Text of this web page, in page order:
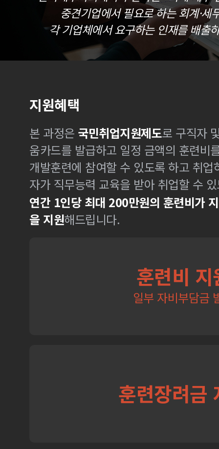
중견기업에서 필요로 하는 회계·세
각 기업체에서 요구하는 인재를 배출
지원혜택
본 과정은 국민취업지원제도로 구직자
움카드를 발급하고 일정 금액의 훈련비
개발훈련에 참여할 수 있도록 하고 취
자가 직무능력 교육을 받아 취업할 수
연간 1인당 최대 200만원의 훈련비가
을 지원해드립니다.
훈련비 지
일부 자비부담금
훈련장려금